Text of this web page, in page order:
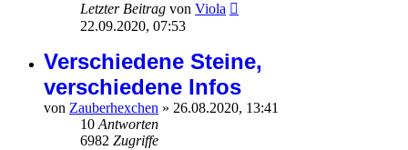
Letzter Beitrag von Viola
22.09.2020, 07:53
Verschiedene Steine,
verschiedene Infos
von Zauberhexchen » 26.08.2020, 13:41
10 Antworten
6982 Zugriffe